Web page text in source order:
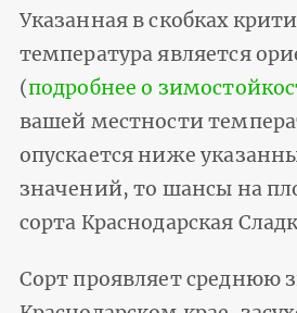
Указанная в скобках
температура является
(подробнее о
вашей местности
опускается ниже
значений, то шансы на
сорта Краснодарская
Сорт проявляет среднюю